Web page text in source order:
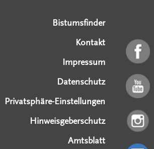
Bistumsfinder
Kontakt
Impressum
Datenschutz
Privatsphäre-Einstellungen
Hinweisgeberschutz
Amtsblatt